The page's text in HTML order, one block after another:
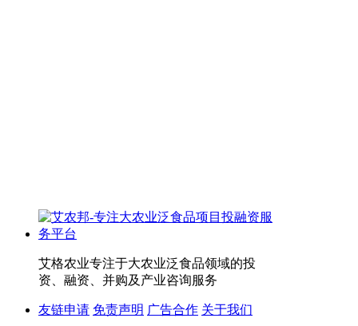
艾格农业专注于大农业泛食品领域的投
资、融资、并购及产业咨询服务
友链申请 免责声明 广告合作 关于我们